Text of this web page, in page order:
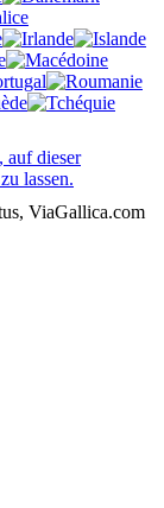
auf dieser
lassen.
ViaGallica.com